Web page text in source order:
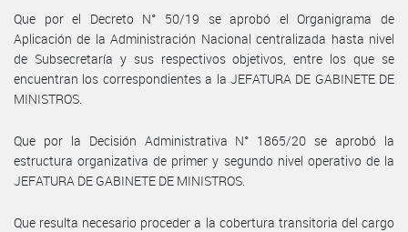
Que por el Decreto N° 50/19 se aprobó el Organigrama de
Aplicación de la Administración Nacional centralizada hasta nivel
de Subsecretaría y sus respectivos objetivos, entre los que se
encuentran los correspondientes a la JEFATURA DE GABINETE DE
MINISTROS.
Que por la Decisión Administrativa N° 1865/20 se aprobó la
estructura organizativa de primer y segundo nivel operativo de la
JEFATURA DE GABINETE DE MINISTROS.
Que resulta necesario proceder a la cobertura transitoria del cargo